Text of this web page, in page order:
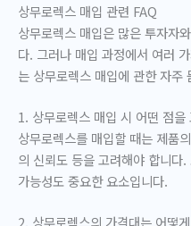
상무로렉스 매입 관련 FAQ
상무로렉스 매입은 많은 투자자
다. 그러나 매입 과정에서 여러
는 상무로렉스 매입에 관한 자주
1. 상무로렉스 매입 시 어떤 점을
상무로렉스를 매입할 때는 제품
의 신뢰도 등을 고려해야 합니다
가능성도 중요한 요소입니다.
2. 상무로렉스의 가격대는 어떻